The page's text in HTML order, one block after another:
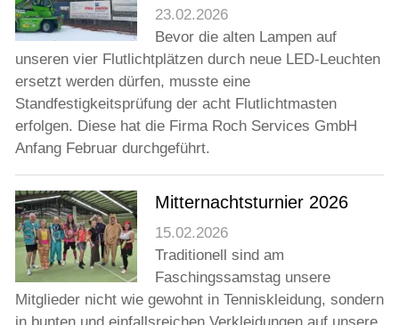
23.02.2026
Bevor die alten Lampen auf
unseren vier Flutlichtplätzen durch neue LED-Leuchten
ersetzt werden dürfen, musste eine
Standfestigkeitsprüfung der acht Flutlichtmasten
erfolgen. Diese hat die Firma Roch Services GmbH
Anfang Februar durchgeführt.
Mitternachtsturnier 2026
15.02.2026
Traditionell sind am
Faschingssamstag unsere
Mitglieder nicht wie gewohnt in Tenniskleidung, sondern